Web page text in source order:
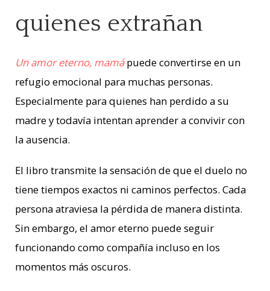
quienes extrañan
Un amor eterno, mamápuede convertirse en un
refugio emocional para muchas personas.
Especialmente para quienes han perdido a su
madre y todavía intentan aprender a convivir con
la ausencia.
El libro transmite la sensación de que el duelo no
tiene tiempos exactos ni caminos perfectos. Cada
persona atraviesa la pérdida de manera distinta.
Sin embargo, el amor eterno puede seguir
funcionando como compañía incluso en los
momentos más oscuros.